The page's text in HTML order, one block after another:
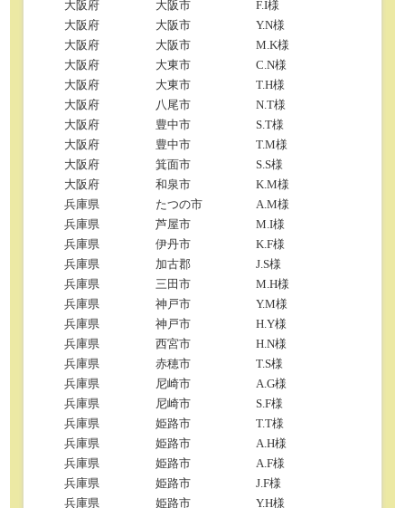
大阪府 大阪市
F.I様
大阪府
大阪市
Y.N様
大阪府
大阪市
M.K様
大阪府
大東市
C.N様
大阪府
大東市
T.H様
大阪府
八尾市
N.T様
大阪府
豊中市
S.T様
大阪府
豊中市
T.M様
大阪府
箕面市
S.S様
大阪府
和泉市
K.M様
兵庫県
たつの市
A.M様
兵庫県
芦屋市
M.I様
兵庫県
伊丹市
K.F様
兵庫県
加古郡
J.S様
兵庫県
三田市
M.H様
兵庫県
神戸市
Y.M様
兵庫県
神戸市
H.Y様
兵庫県
西宮市
H.N様
兵庫県
赤穂市
T.S様
兵庫県
尼崎市
A.G様
兵庫県
尼崎市
S.F様
兵庫県
姫路市
T.T様
兵庫県
姫路市
A.H様
兵庫県
姫路市
A.F様
兵庫県
姫路市
J.F様
兵庫県
姫路市
Y.H様